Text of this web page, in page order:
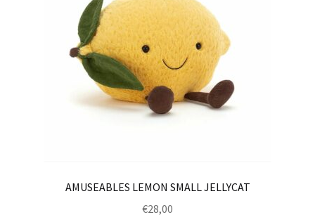
AMUSEABLES LEMON SMALL JELLYCAT
€28,00